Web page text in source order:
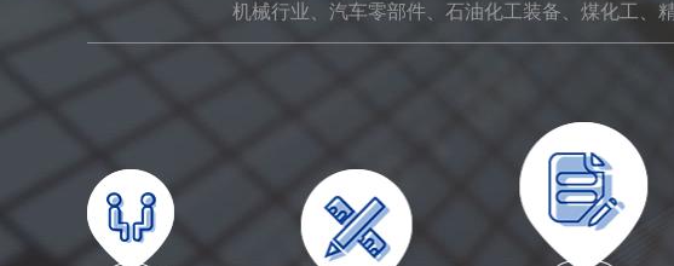
机械行业、汽车零部件、石油化工装备、煤化工、